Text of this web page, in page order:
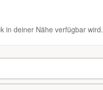
in deiner Nähe verfügbar wird.